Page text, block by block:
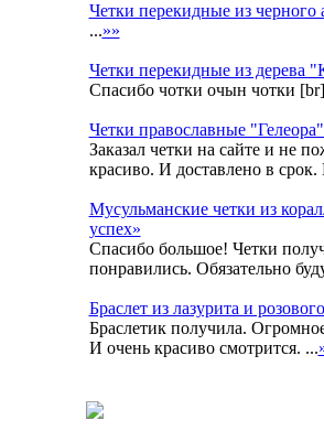
Четки перекидные из черного
...»»
Четки перекидные из дерева
Спасибо чотки очын чотки
Четки православные
Заказал четки на сайте и не
красиво. И доставлено в срок.
Мусульманские четки из
успех»
Спасибо большое! Четки
понравились. Обязательно
Браслет из лазурита и
Браслетик получила.
И очень красиво смотрится. ...